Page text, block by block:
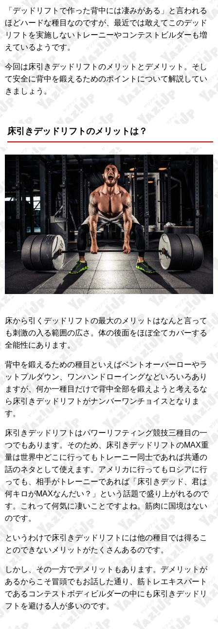
「デッドリフトで作った背中には凄みがある」と言われる
ほどハードな種目なのですが、最近では敢えてこのデッド
リフトを実施しないトレーニーやコンテストビルダーも増
えているようです。
今回は床引きデッドリフトのメリットとデメリット。そし
て安全に背中を鍛えるためのポイントについて解説してい
きましょう。
床引きデッドリフトのメリットは？
床から引くデッドリフトの最大のメリットはなんと言って
も刺激の入る範囲の広さ。体の後面をほぼ全てカバーする
全能性にあります。
背中を鍛えるための種目といえばベントオーバーローやラ
ットプルダウン、ワンハンドローイングなどいろいろあり
ますが、何か一種目だけで背中全部を鍛えようと考えるな
ら床引きデッドリフトがナンバーワンチョイスとなりま
す。
床引きデッドリフトはパワーリフティング競技三種目の一
つでもあります。そのため、床引きデッドリフトのMAX重
量は世界中どこに行ってもトレーニー同士であれば共通の
話のネタとして使えます。アメリカに行ってもロシアに行
っても、相手がトレーニーであれば「床引きデッド、君は
何キロがMAXなんだい？」という話題で盛り上がれるので
す。これって何気に凄いことですよね。筋肉に国境はない
のです。
というわけで床引きデッドリフトには他の種目では得るこ
とのできないメリットがたくさんあるのです。
しかし、その一方でデメリットもあります。デメリットが
あるからこそ冒頭でもお話した通り、筋トレエキスパート
であるコンテストボディビルダーの中にも床引きデッドリ
フトを避ける人が多いのです。